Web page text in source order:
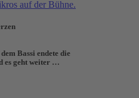
Bassi endete die
es geht weiter …